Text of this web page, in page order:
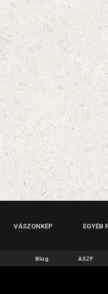
VÁSZONKÉP EGYÉB
Blog ÁSZF